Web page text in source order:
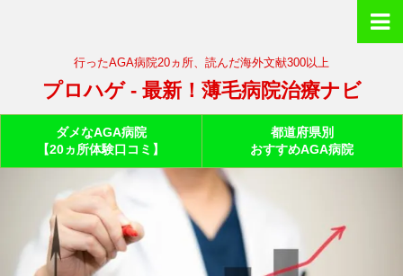
行ったAGA病院20ヵ所、読んだ海外文献300以上
プロハゲ - 最新！薄毛病院治療ナビ
ダメなAGA病院
【20ヵ所体験口コミ】
都道府県別
おすすめAGA病院